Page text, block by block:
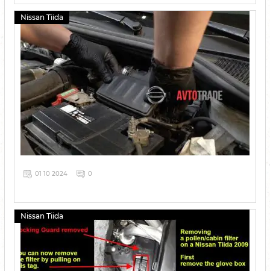
Nissan Tiida
01 10 2024 0
Nissan Tiida